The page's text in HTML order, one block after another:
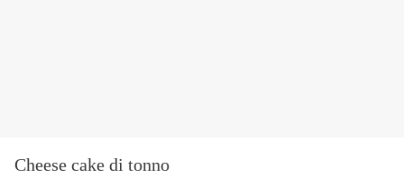
Cheese cake di tonno